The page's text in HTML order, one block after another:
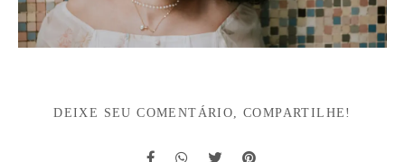
DEIXE SEU COMENTÁRIO, COMPARTILHE!